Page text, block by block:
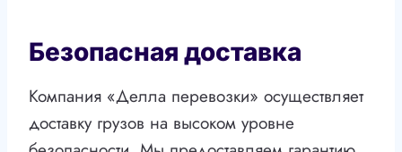
Безопасная доставка
Компания «Делла перевозки» осуществляет
доставку грузов на высоком уровне